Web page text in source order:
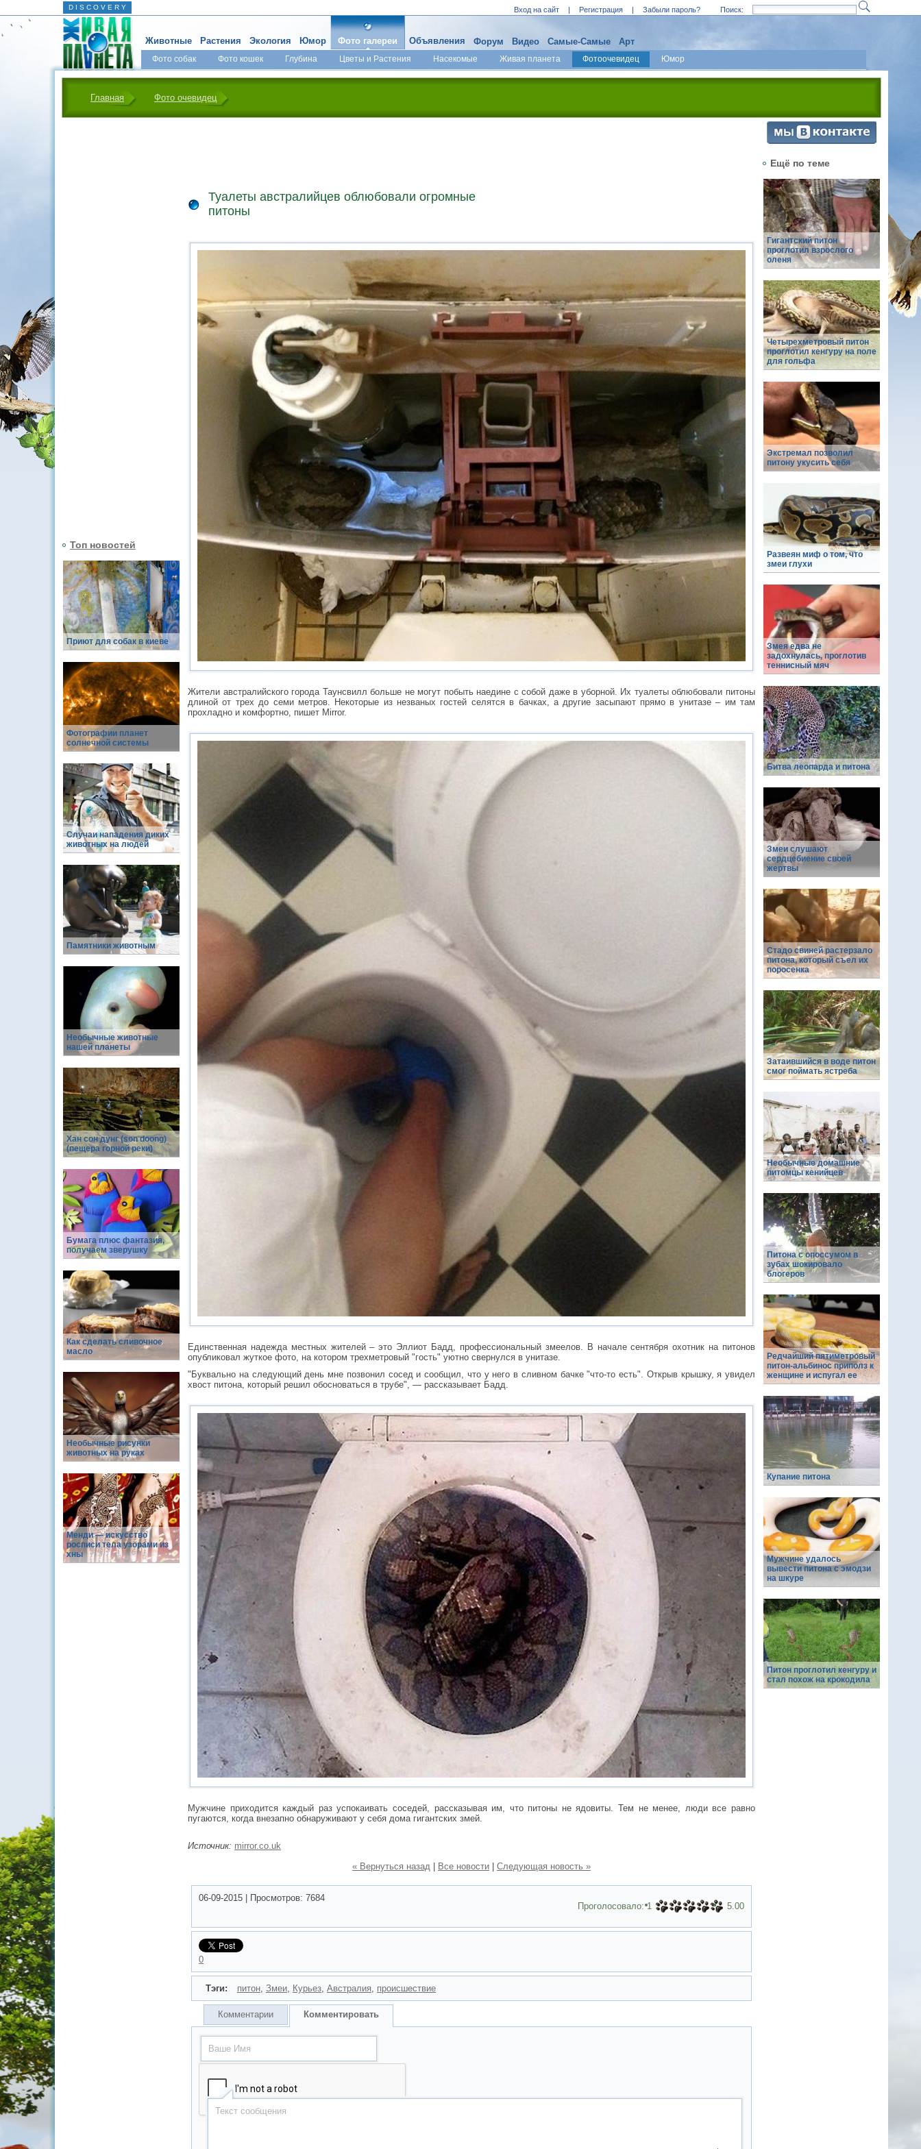
D I S C O V E R Y Вход на сайт | Регистрация | Забыли пароль? Поиск:
Животные Растения Экология Юмор Фото галереи
Фото собак Фото кошек Глубина Цветы и Растения Насекомые Живая планета Фотоочевидец Юмор
Объявления Форум Видео Самые-Самые Арт
Главная Фото очевидец
Топ новостей
Приют для собак в киеве
Фотографии планет
солнечной системы
Случаи нападения диких
животных на людей
Памятники животным
Необычные животные
нашей планеты
Хан сон дунг (son doong)
(пещера горной реки)
Бумага плюс фантазия,
получаем зверушку
Как сделать сливочное
масло
Необычные рисунки
животных на руках
Менди — искусство
росписи тела узорами из
хны
Туалеты австралийцев облюбовали огромные
питоны
Жители австралийского города Таунсвилл больше не могут побыть наедине с собой даже в уборной. Их туалеты облюбовали питоны
длиной от трех до семи метров. Некоторые из незваных гостей селятся в бачках, а другие засыпают прямо в унитазе – им там
прохладно и комфортно, пишет Mirror.
Единственная надежда местных жителей – это Эллиот Бадд, профессиональный змеелов. В начале сентября охотник на питонов
опубликовал жуткое фото, на котором трехметровый "гость" уютно свернулся в унитазе.
"Буквально на следующий день мне позвонил сосед и сообщил, что у него в сливном бачке "что-то есть". Открыв крышку, я увидел
хвост питона, который решил обосноваться в трубе", — рассказывает Бадд.
Мужчине приходится каждый раз успокаивать соседей, рассказывая им, что питоны не ядовиты. Тем не менее, люди все равно
пугаются, когда внезапно обнаруживают у себя дома гигантских змей.
Источник: mirror.co.uk
« Вернуться назад
Все новости Следующая новость »
06-09-2015 Просмотров: 7684
Проголосовало:1 5.00
0
Тэги: питон, Змеи, Курьез, Австралия, происшествие
Комментарии Комментировать
Ещё по теме
Гигантский питон
проглотил взрослого
оленя
Четырехметровый питон
проглотил кенгуру на поле
для гольфа
Экстремал позволил
питону укусить себя
Развеян миф о том, что
змеи глухи
Змея едва не
задохнулась, проглотив
теннисный мяч
Битва леопарда и питона
Змеи слушают
сердцебиение своей
жертвы
Стадо свиней растерзало
питона, который съел их
поросенка
Затаившийся в воде питон
смог поймать ястреба
Необычные домашние
питомцы кенийцев
Питона с опоссумом в
зубах шокировало
блогеров
Редчайший пятиметровый
питон-альбинос приполз к
женщине и испугал ее
Купание питона
Мужчине удалось
вывести питона с эмодзи
на шкуре
Питон проглотил кенгуру и
стал похож на крокодила